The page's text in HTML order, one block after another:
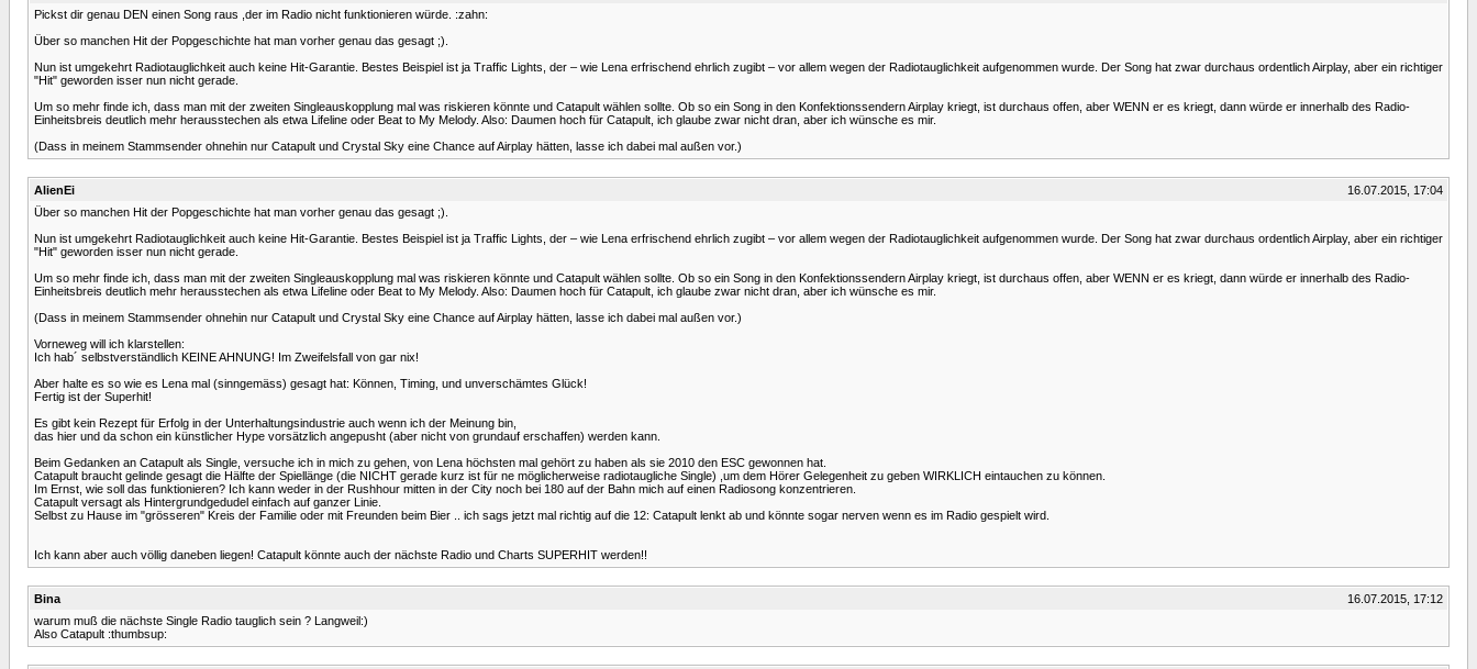
Pickst dir genau DEN einen Song raus ,der im Radio nicht funktionieren würde. :zahn:
Über so manchen Hit der Popgeschichte hat man vorher genau das gesagt ;).
Nun ist umgekehrt Radiotauglichkeit auch keine Hit-Garantie. Bestes Beispiel ist ja Traffic Lights, der – wie Lena erfrischend ehrlich zugibt – vor allem wegen der Radiotauglichkeit aufgenommen wurde. Der Song hat zwar durchaus ordentlich Airplay, aber ein richtiger
"Hit" geworden isser nun nicht gerade.
Um so mehr finde ich, dass man mit der zweiten Singleauskopplung mal was riskieren könnte und Catapult wählen sollte. Ob so ein Song in den Konfektionssendern Airplay kriegt, ist durchaus offen, aber WENN er es kriegt, dann würde er innerhalb des Radio-
Einheitsbreis deutlich mehr herausstechen als etwa Lifeline oder Beat to My Melody. Also: Daumen hoch für Catapult, ich glaube zwar nicht dran, aber ich wünsche es mir.
(Dass in meinem Stammsender ohnehin nur Catapult und Crystal Sky eine Chance auf Airplay hätten, lasse ich dabei mal außen vor.)
AlienEi
16.07.2015, 17:04
Über so manchen Hit der Popgeschichte hat man vorher genau das gesagt ;).
Nun ist umgekehrt Radiotauglichkeit auch keine Hit-Garantie. Bestes Beispiel ist ja Traffic Lights, der – wie Lena erfrischend ehrlich zugibt – vor allem wegen der Radiotauglichkeit aufgenommen wurde. Der Song hat zwar durchaus ordentlich Airplay, aber ein richtiger
"Hit" geworden isser nun nicht gerade.
Um so mehr finde ich, dass man mit der zweiten Singleauskopplung mal was riskieren könnte und Catapult wählen sollte. Ob so ein Song in den Konfektionssendern Airplay kriegt, ist durchaus offen, aber WENN er es kriegt, dann würde er innerhalb des Radio-
Einheitsbreis deutlich mehr herausstechen als etwa Lifeline oder Beat to My Melody. Also: Daumen hoch für Catapult, ich glaube zwar nicht dran, aber ich wünsche es mir.
(Dass in meinem Stammsender ohnehin nur Catapult und Crystal Sky eine Chance auf Airplay hätten, lasse ich dabei mal außen vor.)
Vorneweg will ich klarstellen:
Ich hab´ selbstverständlich KEINE AHNUNG! Im Zweifelsfall von gar nix!
Aber halte es so wie es Lena mal (sinngemäss) gesagt hat: Können, Timing, und unverschämtes Glück!
Fertig ist der Superhit!
Es gibt kein Rezept für Erfolg in der Unterhaltungsindustrie auch wenn ich der Meinung bin,
das hier und da schon ein künstlicher Hype vorsätzlich angepusht (aber nicht von grundauf erschaffen) werden kann.
Beim Gedanken an Catapult als Single, versuche ich in mich zu gehen, von Lena höchsten mal gehört zu haben als sie 2010 den ESC gewonnen hat.
Catapult braucht gelinde gesagt die Hälfte der Spiellänge (die NICHT gerade kurz ist für ne möglicherweise radiotaugliche Single) ,um dem Hörer Gelegenheit zu geben WIRKLICH eintauchen zu können.
Im Ernst, wie soll das funktionieren? Ich kann weder in der Rushhour mitten in der City noch bei 180 auf der Bahn mich auf einen Radiosong konzentrieren.
Catapult versagt als Hintergrundgedudel einfach auf ganzer Linie.
Selbst zu Hause im "grösseren" Kreis der Familie oder mit Freunden beim Bier .. ich sags jetzt mal richtig auf die 12: Catapult lenkt ab und könnte sogar nerven wenn es im Radio gespielt wird.
Ich kann aber auch völlig daneben liegen! Catapult könnte auch der nächste Radio und Charts SUPERHIT werden!!
Bina
16.07.2015, 17:12
warum muß die nächste Single Radio tauglich sein ? Langweil:)
Also Catapult :thumbsup: